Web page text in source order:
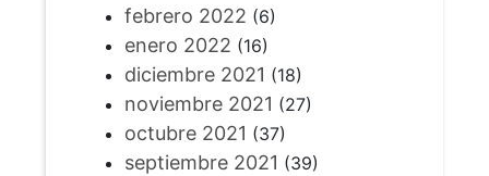
febrero 2022 (6)
enero 2022 (16)
diciembre 2021 (18)
noviembre 2021 (27)
octubre 2021 (37)
septiembre 2021 (39)